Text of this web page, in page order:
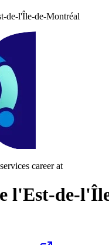
de-l'Île-de-Montréal
career at
l'Est-de-